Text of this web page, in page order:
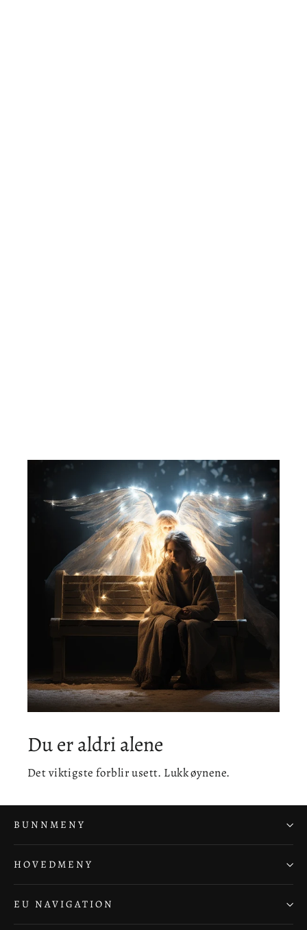
Du er aldri alene
Det viktigste forblir usett. Lukk øynene.
BUNNMENY
HOVEDMENY
EU NAVIGATION